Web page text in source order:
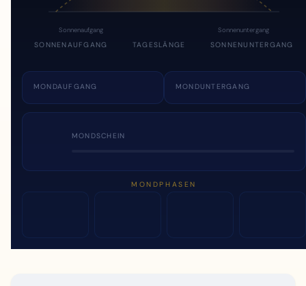
Sonnenaufgang Sonnenuntergang
SONNENAUFGANG TAGESLÄNGE SONNENUNTERGANG
MONDAUFGANG MONDUNTERGANG
MONDSCHEIN
MONDPHASEN